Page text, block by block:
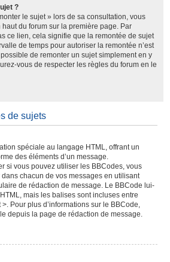
?
le sujet » lors de sa consultation, vous
du forum sur la première page. Par
ce lien, cela signifie que la remontée de sujet
de temps pour autoriser la remontée n’est
de remonter un sujet simplement en y
vous de respecter les règles du forum en le
de sujets
spéciale au langage HTML, offrant un
des éléments d’un message.
si vous pouvez utiliser les BBCodes, vous
chacun de vos messages en utilisant
de rédaction de message. Le BBCode lui-
mais les balises sont incluses entre
Pour plus d’informations sur le BBCode,
depuis la page de rédaction de message.